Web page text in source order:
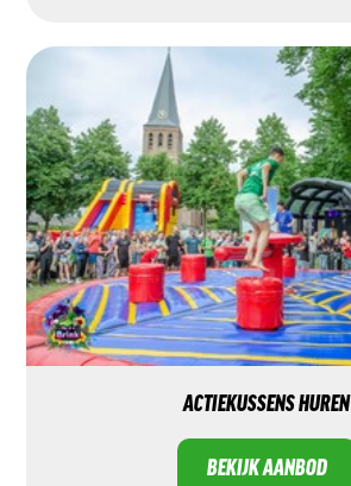
ACTIEKUSSENS HUREN
BEKIJK AANBOD